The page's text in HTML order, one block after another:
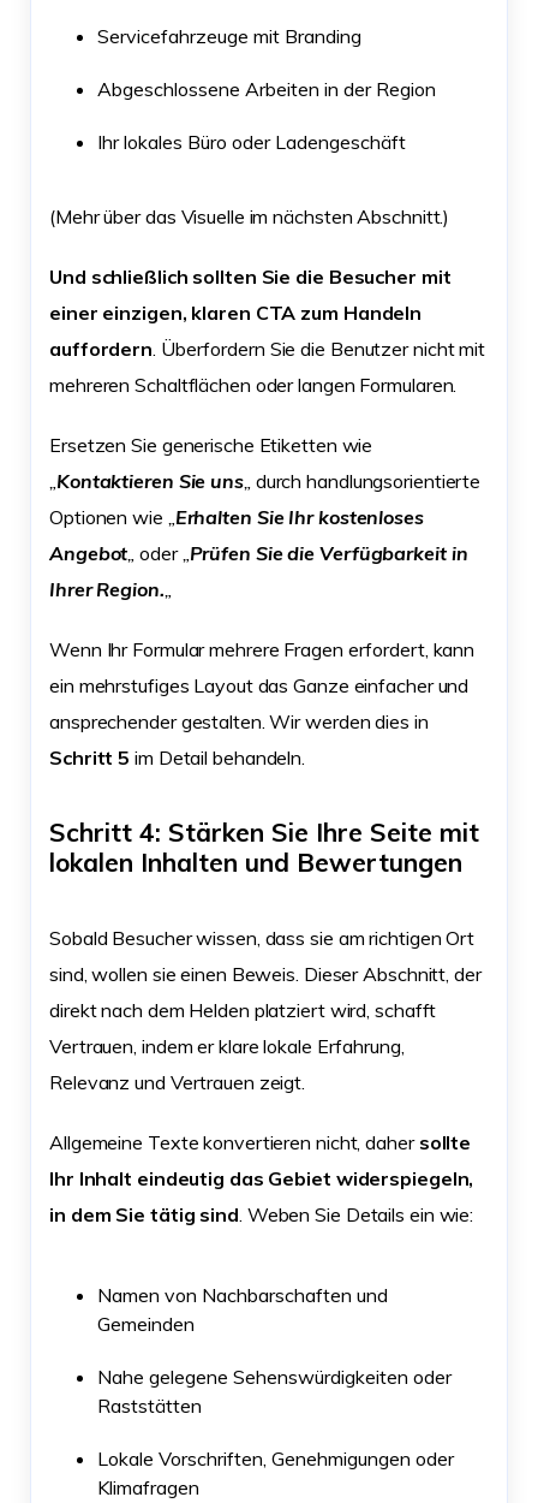
Servicefahrzeuge mit Branding
Abgeschlossene Arbeiten in der Region
Ihr lokales Büro oder Ladengeschäft
(Mehr über das Visuelle im nächsten Abschnitt.)
Und schließlich sollten Sie die Besucher mit
einer einzigen, klaren CTA zum Handeln
auffordern. Überfordern Sie die Benutzer nicht mit
mehreren Schaltflächen oder langen Formularen.
Ersetzen Sie generische Etiketten wie
„Kontaktieren Sie uns„durch handlungsorientierte
Optionen wie „Erhalten Sie Ihr kostenloses
Angebot„ oder„Prüfen Sie die Verfügbarkeit in
Ihrer Region.„
Wenn Ihr Formular mehrere Fragen erfordert, kann
ein mehrstufiges Layout das Ganze einfacher und
ansprechender gestalten. Wir werden dies in
Schritt 5 im Detail behandeln.
Schritt 4: Stärken Sie Ihre Seite mit
lokalen Inhalten und Bewertungen
Sobald Besucher wissen, dass sie am richtigen Ort
sind, wollen sie einen Beweis. Dieser Abschnitt, der
direkt nach dem Helden platziert wird, schafft
Vertrauen, indem er klare lokale Erfahrung,
Relevanz und Vertrauen zeigt.
Allgemeine Texte konvertieren nicht, daher sollte
Ihr Inhalt eindeutig das Gebiet widerspiegeln,
in dem Sie tätig sind. Weben Sie Details ein wie:
Namen von Nachbarschaften und
Gemeinden
Nahe gelegene Sehenswürdigkeiten oder
Raststätten
Lokale Vorschriften, Genehmigungen oder
Klimafragen